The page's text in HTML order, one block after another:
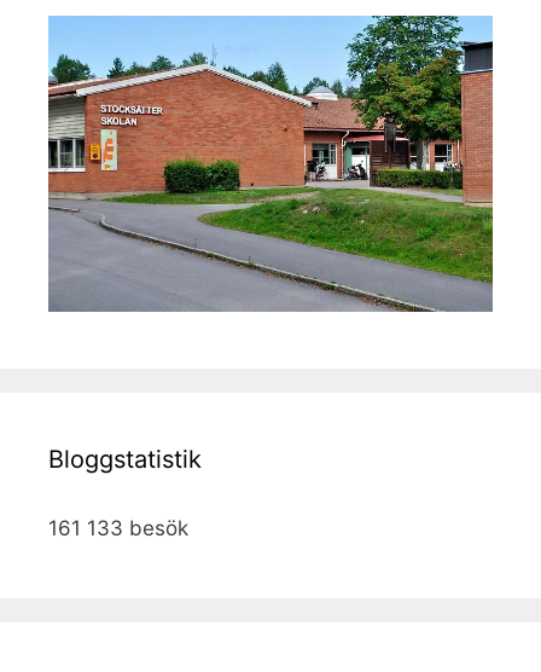
Bloggstatistik
161 133 besök